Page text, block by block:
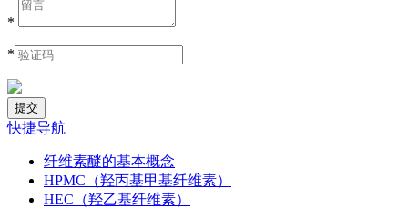
*
*
快捷导航
纤维素醚的基本概念
HPMC（羟丙基甲基纤维素）
HEC（羟乙基纤维素）